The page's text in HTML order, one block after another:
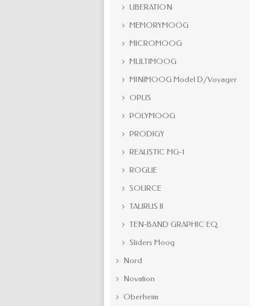
LIBERATION
MEMORYMOOG
MICROMOOG
MULTIMOOG
MINIMOOG Model D/Voyager
OPUS
POLYMOOG
PRODIGY
REALISTIC MG-1
ROGUE
SOURCE
TAURUS II
TEN-BAND GRAPHIC EQ
Sliders Moog
Nord
Novation
Oberheim